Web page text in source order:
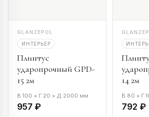
GLANZEPOL
ИНТЕРЬЕР
Плинтус
ударопрочный GPD-
15 2м
В 100 × Г 20 × Д 2000 мм
957 ₽
14 2м
В 80 × Г
792 ₽